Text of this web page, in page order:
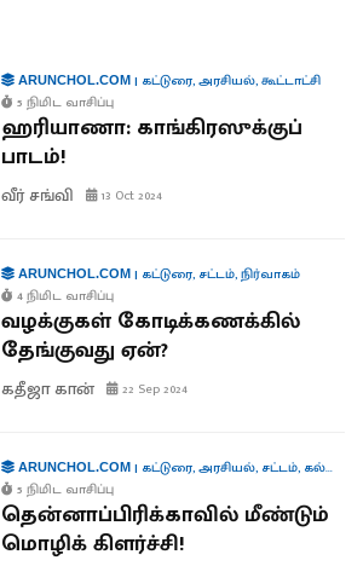
ARUNCHOL.COM| கட்டுரை,அரசியல்,கூட்டாட்சி
5 நிமிட வாசிப்பு
ஹரியாணா: காங்கிரஸுக்குப்
பாடம்!
வீர் சங்வி 13 Oct 2024
ARUNCHOL.COM| கட்டுரை, சட்டம்,நிர்வாகம்
4 நிமிட வாசிப்பு
வழக்குகள் கோடிக்கணக்கில்
தேங்குவது ஏன்?
கதீஜா கான் 22 Sep 2024
ARUNCHOL.COM| கட்டுரை,அரசியல், சட்டம், கல்வி
5 நிமிட வாசிப்பு
தென்னாப்பிரிக்காவில் மீண்டும்
மொழிக் கிளர்ச்சி!